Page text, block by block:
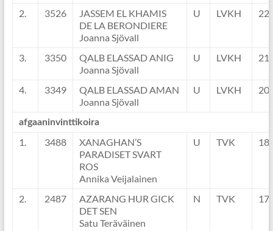
2. 3526
JASSEM EL KHAMIS
DE LA BERONDIERE
Joanna Sjövall
U LVKH
3. 3350
QALB ELASSAD ANIG
Joanna Sjövall
U LVKH
4. 3349
QALB ELASSAD AMAN
Joanna Sjövall
U LVKH
afgaaninvinttikoira
1. 3488
XANAGHAN’S
PARADISET SVART
ROS
Annika Veijalainen
U TVK
2. 2487
AZARANG HUR GICK
DET SEN
Satu Teräväinen
N TVK